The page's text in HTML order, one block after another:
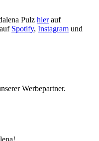
Pulz hierauf
Spotify, Instagram und
Werbepartner.